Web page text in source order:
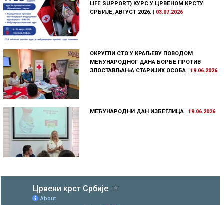
LIFE SUPPORT) КУРС У ЦРВЕНОМ КРСТУ
СРБИЈЕ, АВГУСТ 2026.
03.07.2026
ОКРУГЛИ СТО У КРАЉЕВУ ПОВОДОМ
МЕЂУНАРОДНОГ ДАНА БОРБЕ ПРОТИВ
ЗЛОСТАВЉАЊА СТАРИЈИХ ОСОБА |19.06.2026
МЕЂУНАРОДНИ ДАН ИЗБЕГЛИЦА |19.06.2026